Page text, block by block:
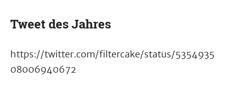
Tweet des Jahres
https://twitter.com/filtercake/status/5354935
08006940672